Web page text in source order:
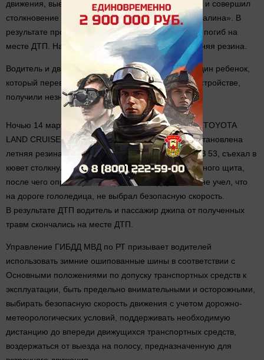
движения, выехал на полосу встречного движения и совершил
столкновение со встречным автомобилем «Лада Калина». В
результате происшествия водитель малолитражки погиб на
месте ДТП. На автомобиле была установлена летняя резина.
Водитель и два пассажира «Лады», в том числе один ребенок,
который перевозился в детском удерживающем устройстве,
получили незначительные травмы.
Ночью 14 марта на 775 км трассы М7 автомобиль TOYOTA
LAND CRUISER, на всех колёсах которого была установлена
летняя резина, после опережения автомобиля ГАЗ 53, съехал в
кювет столкнулся с металлической опорой рекламного щита,
после чего опрокинулся. Водитель внедорожника не учел, что
на дороге гололедица, не выбрал безопасную скорость.
В результате ДТП водитель и пассажир джипа от полученных
травм скончались на месте ДТП.
Управление ГИБДД МВД по РТ призывает водителей
использовать зимние ошипованные шины в соответствии с
Основными положениями по допуску транспортных средств к
эксплуатации, быть предельно внимательными и осторожными,
выбирать безопасную скорость движения с учетом дорожно-
метеорологических условий, поддерживать необходимую
дистанцию до впереди движущихся транспортных средств,
воздержаться от выезда на полосу, предназначенную для